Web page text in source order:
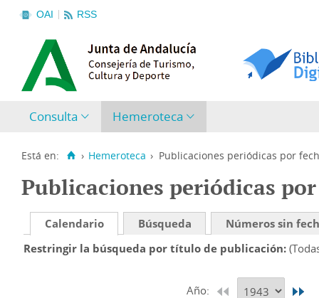
OAI RSS
Consulta Hemeroteca
Está en: › Hemeroteca › Publicaciones periódicas por
Publicaciones periódicas
Calendario Búsqueda
Números sin
Restringir la búsqueda por título de publicación
Año: